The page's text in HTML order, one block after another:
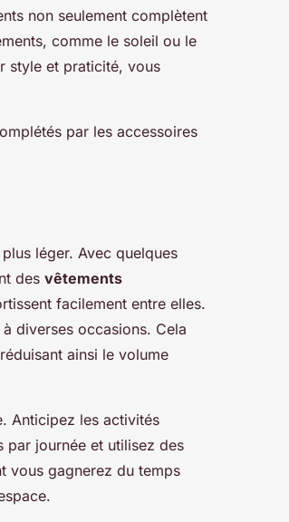
non seulement complètent
comme le soleil ou le
style et praticité, vous
par les accessoires
léger. Avec quelques
des vêtements
facilement entre elles.
diverses occasions. Cela
ainsi le volume
Anticipez les activités
par journée et utilisez des
vous gagnerez du temps